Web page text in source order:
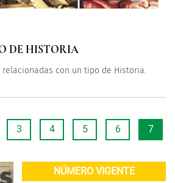
DE HISTORIA
relacionadas con un tipo de Historia.
3 4 5 6 7
NÚMERO VIGENTE